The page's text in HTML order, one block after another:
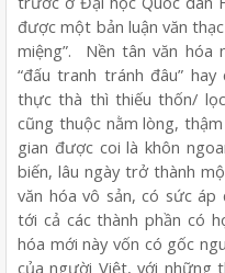
được một bản luận văn
miệng”.
Nền tân văn hóa
“đấu tranh tránh đâu”
thực thà thì thiếu thốn/
cũng thuộc nằm lòng,
gian được coi là khôn
biến, lâu ngày trở thành
văn hóa vô sản, có sức
tới cả các thành phần có
hóa mới này vốn có gốc
của người Việt, với những